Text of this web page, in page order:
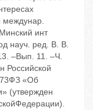
междунар.
инт
науч. ред. В. В.
–Вып. 11. –Ч.
Российской
«Об
(утвержден